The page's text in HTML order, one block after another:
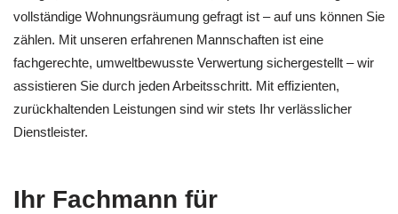
vollständige Wohnungsräumung gefragt ist – auf uns können Sie
zählen. Mit unseren erfahrenen Mannschaften ist eine
fachgerechte, umweltbewusste Verwertung sichergestellt – wir
assistieren Sie durch jeden Arbeitsschritt. Mit effizienten,
zurückhaltenden Leistungen sind wir stets Ihr verlässlicher
Dienstleister.
Ihr Fachmann für